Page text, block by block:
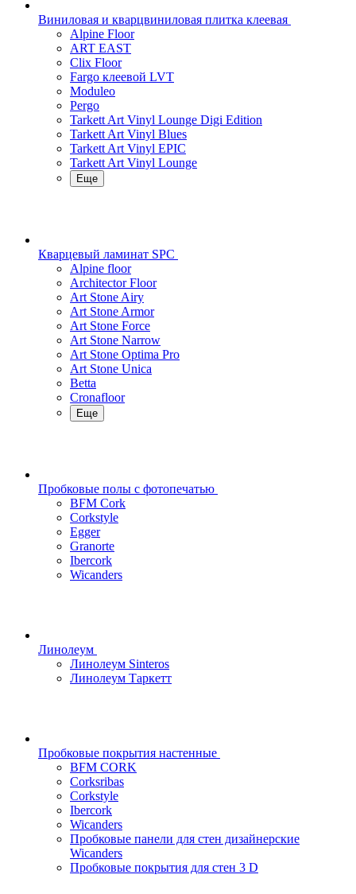
Виниловая и кварцвиниловая плитка клеевая
Alpine Floor
ART EAST
Clix Floor
Fargo клеевой LVT
Moduleo
Pergo
Tarkett Art Vinyl Lounge Digi Edition
Tarkett Art Vinyl Blues
Tarkett Art Vinyl EPIC
Tarkett Art Vinyl Lounge
Еще
Кварцевый ламинат SPC
Alpine floor
Architector Floor
Art Stone Airy
Art Stone Armor
Art Stone Force
Art Stone Narrow
Art Stone Optima Pro
Art Stone Unica
Betta
Cronafloor
Еще
Пробковые полы с фотопечатью
BFM Cork
Corkstyle
Egger
Granorte
Ibercork
Wicanders
Линолеум
Линолеум Sinteros
Линолеум Таркетт
Пробковые покрытия настенные
BFM CORK
Corksribas
Corkstyle
Ibercork
Wicanders
Пробковые панели для стен дизайнерские
Wicanders
Пробковые покрытия для стен 3 D